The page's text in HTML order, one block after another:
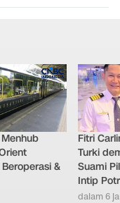
&
Fitri
Turki
Suami
Intip
dalam 6